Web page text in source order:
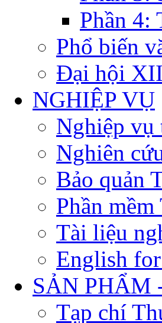
Phần 4:
Phổ biến
Đại hội
NGHIỆP VỤ
Nghiệp vụ
Nghiên
Bảo quản
Phần
Tài liệu
English
SẢN PHẨM
Tạp chí